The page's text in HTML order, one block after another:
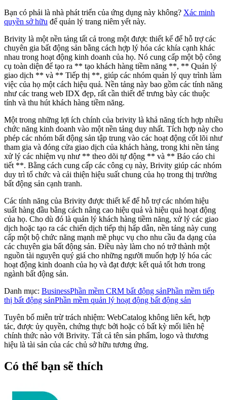
Bạn có phải là nhà phát triển của ứng dụng này không? Xác minh
quyền sở hữu để quản lý trang niêm yết này.
Brivity là một nền tảng tất cả trong một được thiết kế để hỗ trợ các
chuyên gia bất động sản bằng cách hợp lý hóa các khía cạnh khác
nhau trong hoạt động kinh doanh của họ. Nó cung cấp một bộ công
cụ toàn diện để tạo ra ** tạo khách hàng tiềm năng **, ** Quản lý
giao dịch ** và ** Tiếp thị **, giúp các nhóm quản lý quy trình làm
việc của họ một cách hiệu quả. Nền tảng này bao gồm các tính năng
như các trang web IDX đẹp, rất cần thiết để trưng bày các thuộc
tính và thu hút khách hàng tiềm năng.
Một trong những lợi ích chính của brivity là khả năng tích hợp nhiều
chức năng kinh doanh vào một nền tảng duy nhất. Tích hợp này cho
phép các nhóm bất động sản tập trung vào các hoạt động cốt lõi như
tham gia và đóng cửa giao dịch của khách hàng, trong khi nền tảng
xử lý các nhiệm vụ như ** theo dõi tự động ** và ** Báo cáo chi
tiết **. Bằng cách cung cấp các công cụ này, Brivity giúp các nhóm
duy trì tổ chức và cải thiện hiệu suất chung của họ trong thị trường
bất động sản cạnh tranh.
Các tính năng của Brivity được thiết kế để hỗ trợ các nhóm hiệu
suất hàng đầu bằng cách nâng cao hiệu quả và hiệu quả hoạt động
của họ. Cho dù đó là quản lý khách hàng tiềm năng, xử lý các giao
dịch hoặc tạo ra các chiến dịch tiếp thị hấp dẫn, nền tảng này cung
cấp một bộ chức năng mạnh mẽ phục vụ cho nhu cầu đa dạng của
các chuyên gia bất động sản. Điều này làm cho nó trở thành một
nguồn tài nguyên quý giá cho những người muốn hợp lý hóa các
hoạt động kinh doanh của họ và đạt được kết quả tốt hơn trong
ngành bất động sản.
Danh mục: BusinessPhần mềm CRM bất động sảnPhần mềm tiếp
thị bất động sảnPhần mềm quản lý hoạt động bất động sản
Tuyên bố miễn trừ trách nhiệm: WebCatalog không liên kết, hợp
tác, được ủy quyền, chứng thực bởi hoặc có bất kỳ mối liên hệ
chính thức nào với Brivity. Tất cả tên sản phẩm, logo và thương
hiệu là tài sản của các chủ sở hữu tương ứng.
Có thể bạn sẽ thích